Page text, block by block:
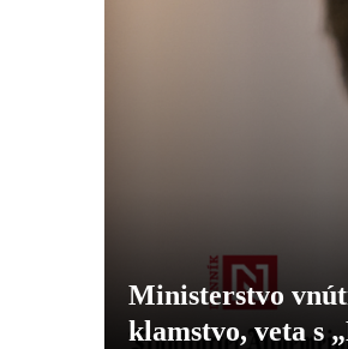
Ministerstvo
klamstvo, veta s